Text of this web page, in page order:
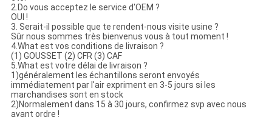
2.Do vous acceptez le service d'OEM ?
OUI !
3. Serait-il possible que te rendent-nous visite usine ?
Sûr nous sommes très bienvenus vous à tout moment !
4.What est vos conditions de livraison ?
(1) GOUSSET (2) CFR (3) CAF
5.What est votre délai de livraison ?
1)généralement les échantillons seront envoyés
immédiatement par l'air expriment en 3-5 jours si les
marchandises sont en stock
2)Normalement dans 15 à 30 jours, confirmez svp avec nous
avant ordre !